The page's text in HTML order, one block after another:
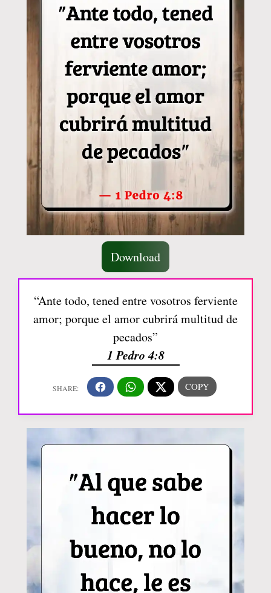
Download
“Ante todo, tened entre vosotros ferviente
amor; porque el amor cubrirá multitud de
pecados”
1 Pedro 4:8